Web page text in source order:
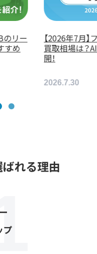
年7月】フェラーリ 360の
場は？AI査定結果を公
れる理由
プ